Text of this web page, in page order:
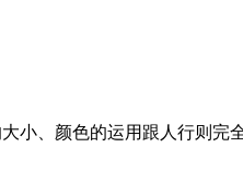
、颜色的运用跟人行则